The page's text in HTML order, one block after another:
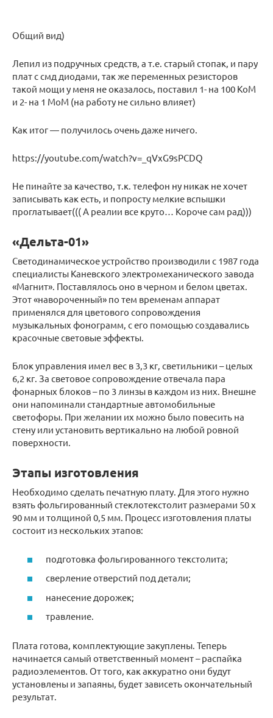
Общий вид)
Лепил из подручных средств, а т.е. старый стопак, и пару
плат с смд диодами, так же переменных резисторов
такой мощи у меня не оказалось, поставил 1- на 100 КоМ
и 2- на 1 МоМ (на работу не сильно влияет)
Как итог — получилось очень даже ничего.
https://youtube.com/watch?v=_qVxG9sPCDQ
Не пинайте за качество, т.к. телефон ну никак не хочет
записывать как есть, и попросту мелкие вспышки
проглатывает((( А реалии все круто… Короче сам рад)))
«Дельта-01»
Светодинамическое устройство производили с 1987 года
специалисты Каневского электромеханического завода
«Магнит». Поставлялось оно в черном и белом цветах.
Этот «навороченный» по тем временам аппарат
применялся для цветового сопровождения
музыкальных фонограмм, с его помощью создавались
красочные световые эффекты.
Блок управления имел вес в 3,3 кг, светильники – целых
6,2 кг. За световое сопровождение отвечала пара
фонарных блоков – по 3 линзы в каждом из них. Внешне
они напоминали стандартные автомобильные
светофоры. При желании их можно было повесить на
стену или установить вертикально на любой ровной
поверхности.
Этапы изготовления
Необходимо сделать печатную плату. Для этого нужно
взять фольгированный стеклотекстолит размерами 50 х
90 мм и толщиной 0,5 мм. Процесс изготовления платы
состоит из нескольких этапов:
подготовка фольгированного текстолита;
сверление отверстий под детали;
нанесение дорожек;
травление.
Плата готова, комплектующие закуплены. Теперь
начинается самый ответственный момент – распайка
радиоэлементов. От того, как аккуратно они будут
установлены и запаяны, будет зависеть окончательный
результат.